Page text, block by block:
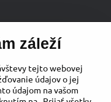
záleží
tejto webovej
údajov o jej
údajom na vašom